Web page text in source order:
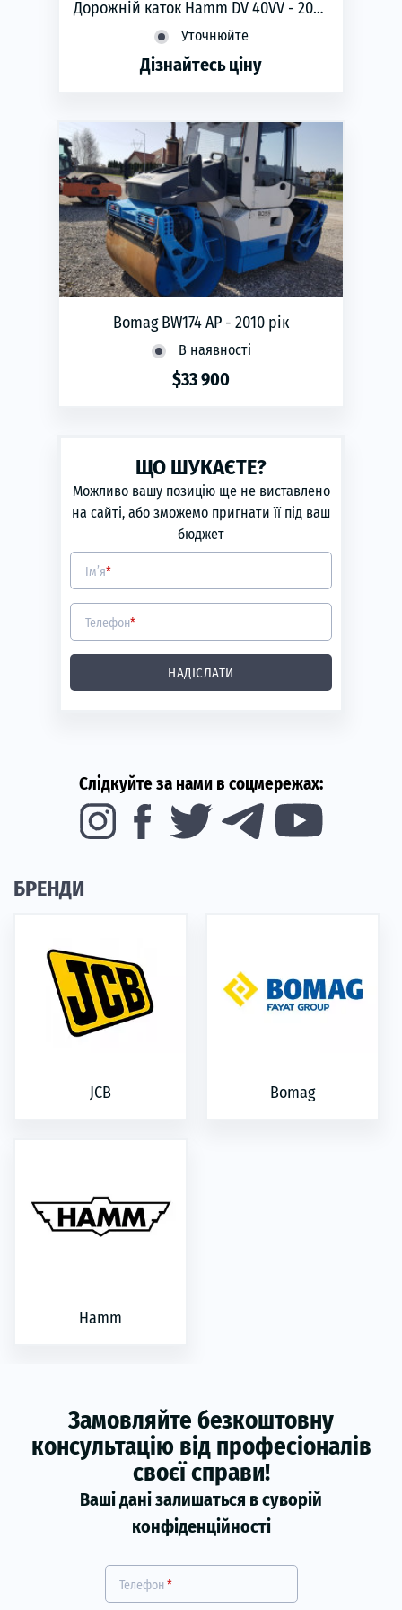
Дорожній каток Hamm DV 40VV - 2008
рік
Уточнюйте
Дізнайтесь ціну
Рік виготовлення:2008
Коробка передач:автоматична
Тип двигуна:
Дизель
Bomag BW174 AP - 2010 рік
В наявності
$33 900
Рік виготовлення:2010
Об'єм двигуна: 3.7
Потужність двигуна (кВт):68
ЩО ШУКАЄТЕ?
Можливо вашу позицію ще не виставлено
на сайті, або зможемо пригнати її під ваш
бюджет
Ім’я*
Телефон*
НАДІСЛАТИ
Слідкуйте за нами в соцмережах:
БРЕНДИ
JCB Bomag
Hamm
Замовляйте безкоштовну
консультацію від професіоналів
своєї справи!
Ваші дані залишаться в суворій
конфіденційності
Телефон*